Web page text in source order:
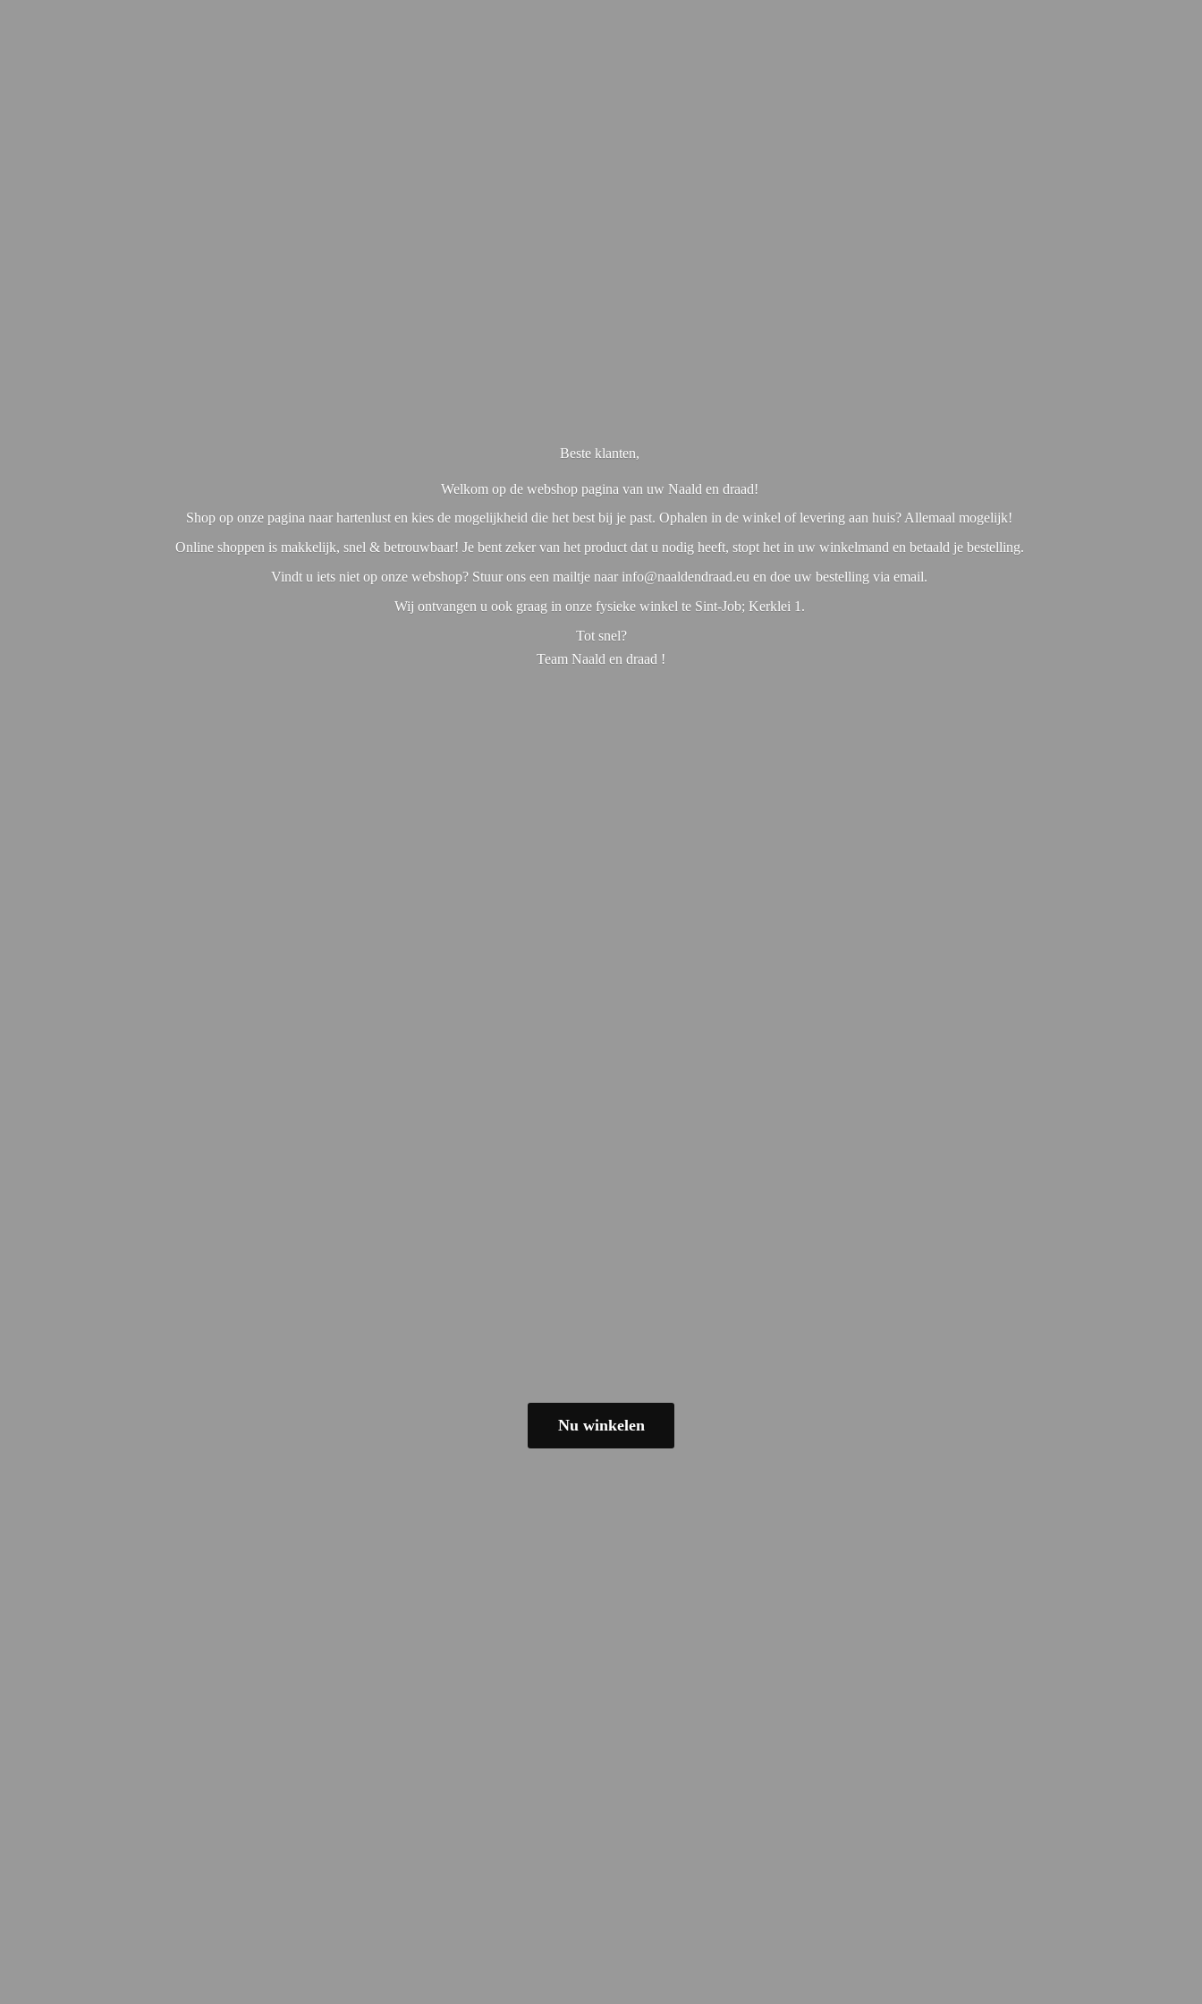
Beste klanten,
Welkom op de webshop pagina van uw Naald en draad!
Shop op onze pagina naar hartenlust en kies de mogelijkheid die het best bij je past. Ophalen in de winkel of levering aan huis? Allemaal mogelijk!
Online shoppen is makkelijk, snel & betrouwbaar! Je bent zeker van het product dat u nodig heeft, stopt het in uw winkelmand en betaald je bestelling.
Vindt u iets niet op onze webshop? Stuur ons een mailtje naar info@naaldendraad.eu en doe uw bestelling via email.
Wij ontvangen u ook graag in onze fysieke winkel te Sint-Job; Kerklei 1.
Tot snel?
Team Naald en draad !
Nu winkelen